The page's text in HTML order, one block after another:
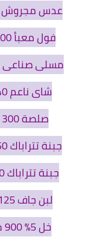
عدس مجروش 500 جرام بسعر 11جنيها
فول معبأ 500 جرام بسعر 7.50 جنيه
مسلی صناعی 800 جرام بسعر 24 جنيها
شای ناعم 40 جراما بسعر 3.5 جنيه
صلصة 300 جرام بسعر 4.75 جنيه
جبنة تتراباك 250 جراما بسعر 7 جنيهات
جبنة تتراباك 500 جرام بسعر 13 جنيها
لبن جاف 125 جراما بسعر 20 جنيها
خل 5% 900 مللی بسعر 4.25 قرش